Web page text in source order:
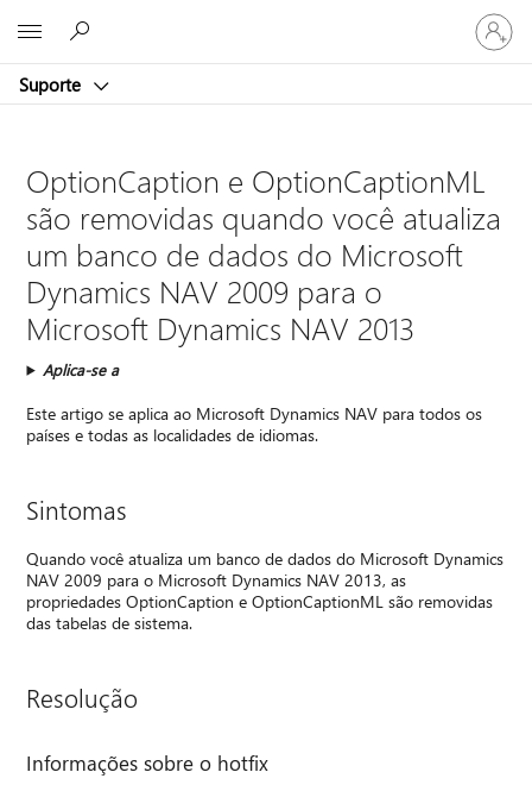
Suporte
Entre
em
sua
OptionCaption e OptionCaptionML
são removidas quando você atualiza
um banco de dados do Microsoft
Dynamics NAV 2009 para o
Microsoft Dynamics NAV 2013
Aplica-se a
Este artigo se aplica ao Microsoft Dynamics NAV para todos os
países e todas as localidades de idiomas.
Sintomas
Quando você atualiza um banco de dados do Microsoft Dynamics
NAV 2009 para o Microsoft Dynamics NAV 2013, as
propriedades OptionCaption e OptionCaptionML são removidas
das tabelas de sistema.
Resolução
Informações sobre o hotfix